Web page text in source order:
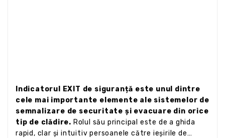
Indicatorul EXIT de siguranță este unul dintre
cele mai importante elemente ale sistemelor de
semnalizare de securitate și evacuare din orice
tip de clădire. Rolul său principal este de a ghida
rapid, clar și intuitiv persoanele către ieșirile de